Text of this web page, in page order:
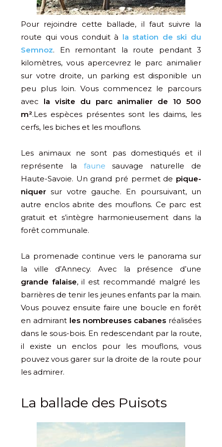
Pour rejoindre cette ballade, il faut suivre la
route qui vous conduit à la station de ski du
Semnoz. En remontant la route pendant 3
kilomètres, vous apercevrez le parc animalier
sur votre droite, un parking est disponible un
peu plus loin. Vous commencez le parcours
avec la visite du parc animalier de 10 500
m².Les espèces présentes sont les daims, les
cerfs, les biches et les mouflons.
Les animaux ne sont pas domestiqués et il
représente la faune sauvage naturelle de
Haute-Savoie. Un grand pré permet de pique-
niquer sur votre gauche. En poursuivant, un
autre enclos abrite des mouflons. Ce parc est
gratuit et s’intègre harmonieusement dans la
forêt communale.
La promenade continue vers le panorama sur
la ville d’Annecy. Avec la présence d’une
grande falaise, il est recommandé malgré les
barrières de tenir les jeunes enfants par la main.
Vous pouvez ensuite faire une boucle en forêt
en admirant les nombreuses cabanes réalisées
dans le sous-bois. En redescendant par la route,
il existe un enclos pour les mouflons, vous
pouvez vous garer sur la droite de la route pour
les admirer.
La ballade des Puisots